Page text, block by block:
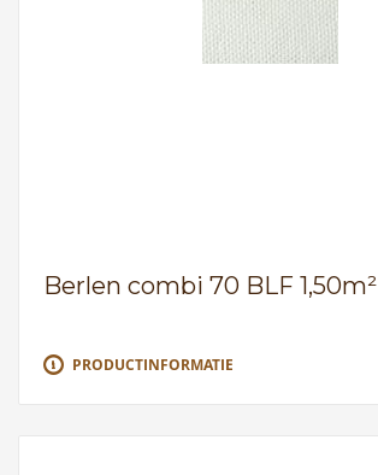
Berlen combi 70 BLF 1,50m²
PRODUCTINFORMATIE